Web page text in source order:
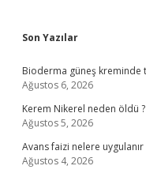
Sidebar
Son Yazılar
Bioderma güneş kreminde
Ağustos 6, 2026
Kerem Nikerel neden öldü ?
Ağustos 5, 2026
Avans faizi nelere uygulanır
Ağustos 4, 2026